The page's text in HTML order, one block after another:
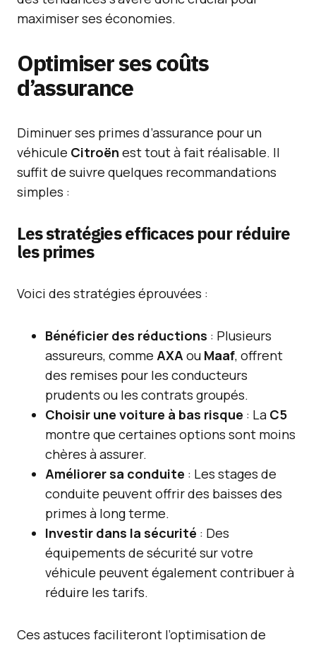
maximiser ses économies.
Optimiser ses coûts
d’assurance
Diminuer ses primes d’assurance pour un
véhicule Citroën est tout à fait réalisable. Il
suffit de suivre quelques recommandations
simples :
Les stratégies efficaces pour réduire
les primes
Voici des stratégies éprouvées :
Bénéficier des réductions : Plusieurs
assureurs, comme AXAou Maaf, offrent
des remises pour les conducteurs
prudents ou les contrats groupés.
Choisir une voiture à bas risque : La C5
montre que certaines options sont moins
chères à assurer.
Améliorer sa conduite : Les stages de
conduite peuvent offrir des baisses des
primes à long terme.
Investir dans la sécurité : Des
équipements de sécurité sur votre
véhicule peuvent également contribuer à
réduire les tarifs.
Ces astuces faciliteront l’optimisation de